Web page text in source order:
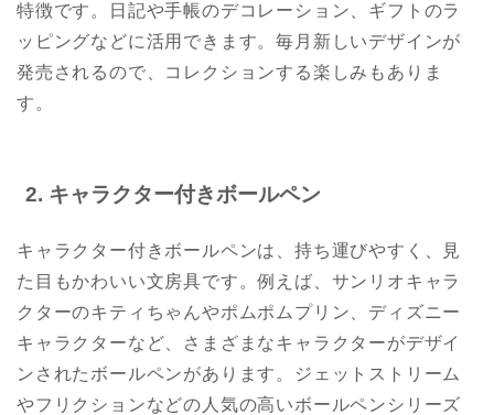
特徴です。日記や手帳のデコレーション、ギフトのラ
ッピングなどに活用できます。毎月新しいデザインが
発売されるので、コレクションする楽しみもありま
す。
2. キャラクター付きボールペン
キャラクター付きボールペンは、持ち運びやすく、見
た目もかわいい文房具です。例えば、サンリオキャラ
クターのキティちゃんやポムポムプリン、ディズニー
キャラクターなど、さまざまなキャラクターがデザイ
ンされたボールペンがあります。ジェットストリーム
やフリクションなどの人気の高いボールペンシリーズ